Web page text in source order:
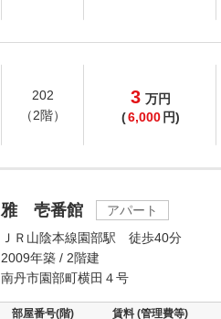
202
（2階）
3 万円
(6,000 円)
雅 壱番館
アパート
ＪＲ山陰本線園部駅 徒歩40分
2009年築 / 2階建
南丹市園部町横田４号
部屋番号(階) 賃料 (管理費等)